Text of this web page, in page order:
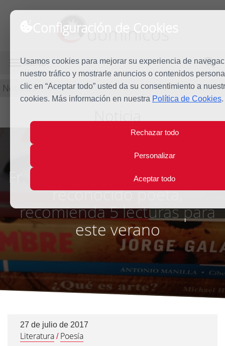
Configuración de Cookies
Usamos cookies para mejorar su experiencia de
nuestro tráfico y mostrarle anuncios o contenidos
clic en “Aceptar todo” usted da su consentimiento a
cookies. Más información en nuestra Política de Cookies.
Rechazar todo
Personalizar
Aceptar todo
dominicos
MENÚ
Noticias
Noticia
Fr. Antonio Praena, dominico
reconocido poeta,
recomienda 5 lecturas para
este verano
27 de julio de 2017
Literatura / Poesía